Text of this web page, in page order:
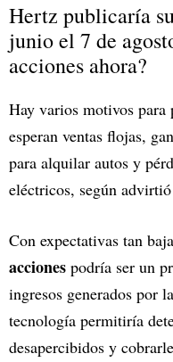
Hertz publicaría
junio el 7 de
acciones ahora?
Hay varios motivos para
esperan ventas flojas,
para alquilar autos y
eléctricos, según advirtió
Con expectativas tan
acciones podría ser un
ingresos generados por
tecnología permitiría
desapercibidos y